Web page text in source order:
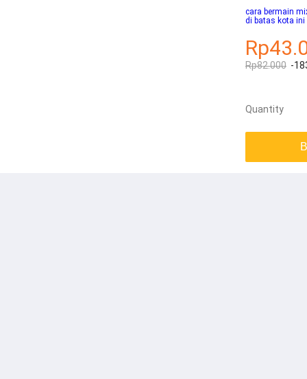
cara bermain
di batas kota ini
Rp82.000 -
Quantity